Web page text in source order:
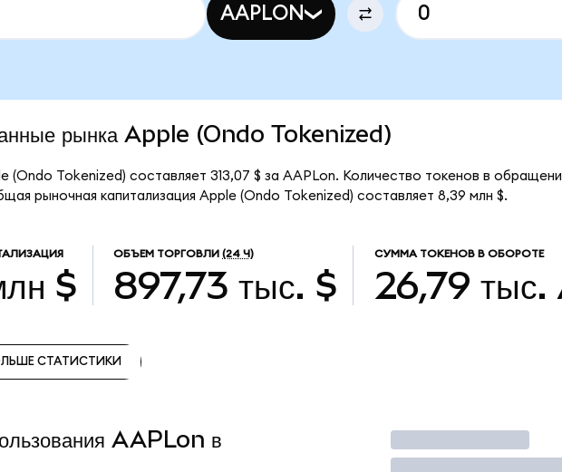
AAPLON
рынка Apple (Ondo Tokenized)
(Ondo Tokenized) составляет 313,07 $ за AAPLon. Количество токенов в
рыночная капитализация Apple (Ondo Tokenized) составляет 8,39 млн $.
$
ОБЪЕМ ТОРГОВЛИ (24 Ч)
897,73 тыс. $
СУММА ТОКЕНОВ В ОБОРОТЕ
26,79 тыс.
СТАТИСТИКИ
AAPLon в Торговать